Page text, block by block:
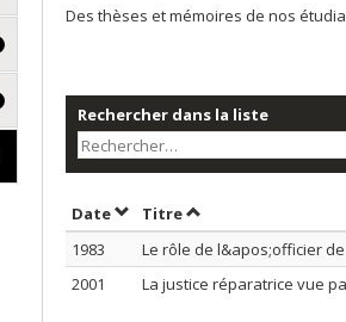
Des thèses et mémoires de nos
Rechercher dans la liste
DateTrier par date en ordre
TitreTrier par titre en
1983
Le rôle de l&apos;officier
2001
La justice réparatrice vue